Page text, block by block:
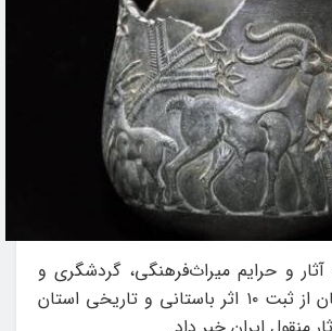
و حرایم میراث‌فرهنگی، گردشگری و
صنایع‌دستی کرمان از ثبت ۱۰ اثر باستانی و تاریخی استان